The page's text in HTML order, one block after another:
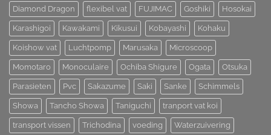
Diamond Dragon flexibel vat FUJIMAC Goshiki Hosokai
Karashigoi Kawakami Kikusui Kobayashi Kohaku
Koishow vat Luchtpomp Marusaka Microscoop
Momotaro Monoculaire Ochiba Shigure Ogata Otsuka
Parasieten Pvc Sakazume Saki Sanke Schimmels
Showa Tancho Showa Taniguchi tranport vat koi
transport vissen Trichodina voeding Waterzuivering